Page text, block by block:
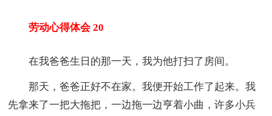
劳动心得体会 20
在我爸爸生日的那一天，我为他打扫了房间。
那天，爸爸正好不在家。我便开始工作了起来。我
先拿来了一把大拖把，一边拖一边亨着小曲，许多小兵